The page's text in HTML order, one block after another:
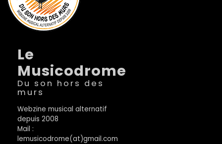
Le
Musicodrome
Du son hors des
murs
Webzine musical alternatif
depuis 2008
Mail :
lemusicodrome(at)gmail.com